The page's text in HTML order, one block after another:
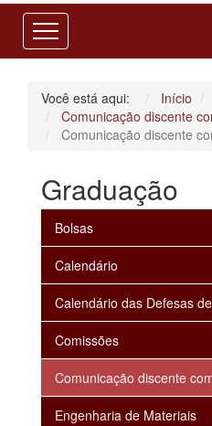
Você está aqui: Início
Comunicação discente
Comunicação discente
Graduação
Bolsas
Calendário
Calendário das Defesas
Comissões
Comunicação discente
Engenharia de Materiais